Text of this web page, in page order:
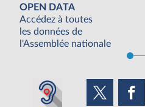
OPEN DATA
Accédez à toutes
les données de
l'Assemblée nationale